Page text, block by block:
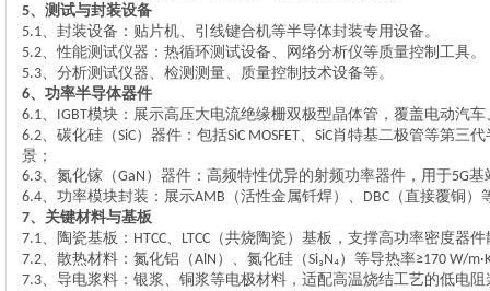
5、测试与封装设备
5.1、‌封装设备‌：贴片机、引线键合机等半导体封装专用设备。
5.2、‌性能测试仪器‌：热循环测试设备、网络分析仪等质量控制工具。
5.3、分析测试仪器、检测测量、质量控制技术设备等。
6、 功率半导体器件
6.1、 ‌IGBT模块：展示高压大电流绝缘栅双极型晶体管，覆盖电动汽
6.2、 碳化硅（SiC）器件：包括SiC MOSFET、 SiC肖特基二极管等第三
景；
6.3、 氮化镓（GaN ）器件：高频特性优异的射频功率器件，用于5G基
6.4、 功率模块封装 ：展示AMB （活性金属钎焊）、 DBC（直接覆铜）
7、 关键材料与基板
7.1、 陶瓷基板 ： HTCC、 LTCC（共烧陶瓷）基板，支撑高功率密度器件
7.2、 散热材料：氮化铝（AlN ）、氮化硅（Si₃N₄）等导热率≥170 W/
7.3、 导电浆料：银浆、铜浆等电极材料，适配高温烧结工艺的低电阻